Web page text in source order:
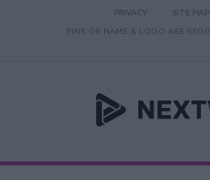
PRIVACY SITE MAP
PINK.GR NAME & LOGO ARE